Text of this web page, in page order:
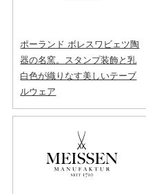
ポーランド ボレスワビェツ陶
器の名窯。スタンプ装飾と乳
白色が織りなす美しいテーブ
ルウェア